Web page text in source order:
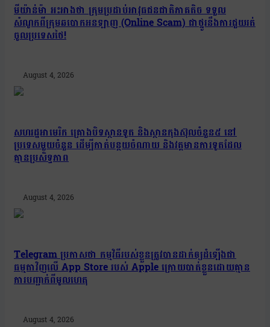
មីយ៉ាន់ម៉ា អះអាងថា ក្រុមប្រដាប់អាវុធជនជាតិភាគតិច ទទួល
សំណូកពីក្រុមឆបោកអនឡាញ (Online Scam) ជាថ្នូរនឹងការជួយរត់
ចូលប្រទេសថៃ!
August 4, 2026
សហរដ្ឋអាមេរិក គ្រោងបិទស្ថានទូត និងស្ថានកុងស៊ុលចំនួន៥ នៅ
ប្រទេសមួយចំនួន ដើម្បីកាត់បន្ថយចំណាយ និងវត្តមានការទូតដែល
គ្មានប្រសិទ្ធភាព
August 4, 2026
Telegram ប្រកាសថា កម្មវិធីរបស់ខ្លួនត្រូវបានដាក់ឲ្យដំឡើងជា
ធម្មតាវិញលើ App Store របស់ Apple ក្រោយបាត់ខ្លួនដោយគ្មាន
ការបញ្ជាក់ពីមូលហេតុ
August 4, 2026